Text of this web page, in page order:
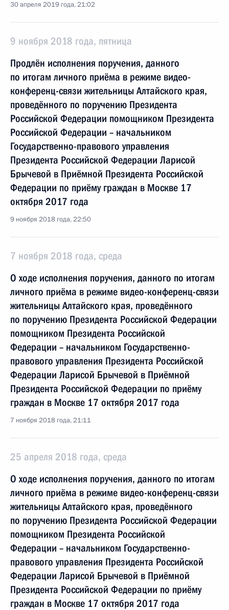
30 апреля 2019 года, 21:02
9 ноября 2018 года, пятница
Продлён исполнения поручения, данного
по итогам личного приёма в режиме видео-
конференц-связи жительницы Алтайского края,
проведённого по поручению Президента
Российской Федерации помощником Президента
Российской Федерации – начальником
Государственно-правового управления
Президента Российской Федерации Ларисой
Брычевой в Приёмной Президента Российской
Федерации по приёму граждан в Москве 17
октября 2017 года
9 ноября 2018 года, 22:50
7 ноября 2018 года, среда
О ходе исполнения поручения, данного по итогам
личного приёма в режиме видео-конференц-связи
жительницы Алтайского края, проведённого
по поручению Президента Российской Федерации
помощником Президента Российской
Федерации – начальником Государственно-
правового управления Президента Российской
Федерации Ларисой Брычевой в Приёмной
Президента Российской Федерации по приёму
граждан в Москве 17 октября 2017 года
7 ноября 2018 года, 21:11
25 апреля 2018 года, среда
О ходе исполнения поручения, данного по итогам
личного приёма в режиме видео-конференц-связи
жительницы Алтайского края, проведённого
по поручению Президента Российской Федерации
помощником Президента Российской
Федерации – начальником Государственно-
правового управления Президента Российской
Федерации Ларисой Брычевой в Приёмной
Президента Российской Федерации по приёму
граждан в Москве 17 октября 2017 года